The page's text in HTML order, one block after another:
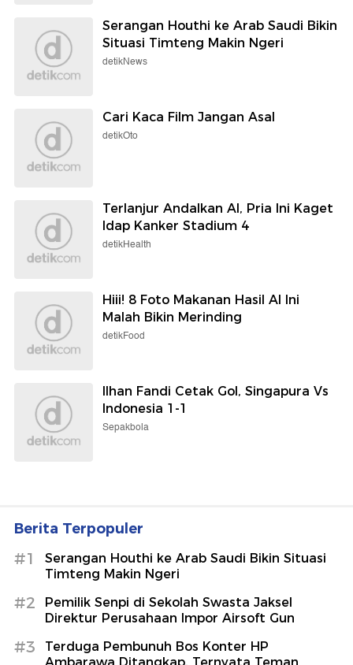
Serangan Houthi ke Arab Saudi Bikin
Situasi Timteng Makin Ngeri
detikNews
Cari Kaca Film Jangan Asal
detikOto
Terlanjur Andalkan AI, Pria Ini Kaget
Idap Kanker Stadium 4
detikHealth
Hiii! 8 Foto Makanan Hasil AI Ini
Malah Bikin Merinding
detikFood
Ilhan Fandi Cetak Gol, Singapura Vs
Indonesia 1-1
Sepakbola
Berita Terpopuler
#1
Serangan Houthi ke Arab Saudi Bikin Situasi
Timteng Makin Ngeri
#2
Pemilik Senpi di Sekolah Swasta Jaksel
Direktur Perusahaan Impor Airsoft Gun
#3
Terduga Pembunuh Bos Konter HP
Ambarawa Ditangkap, Ternyata Teman